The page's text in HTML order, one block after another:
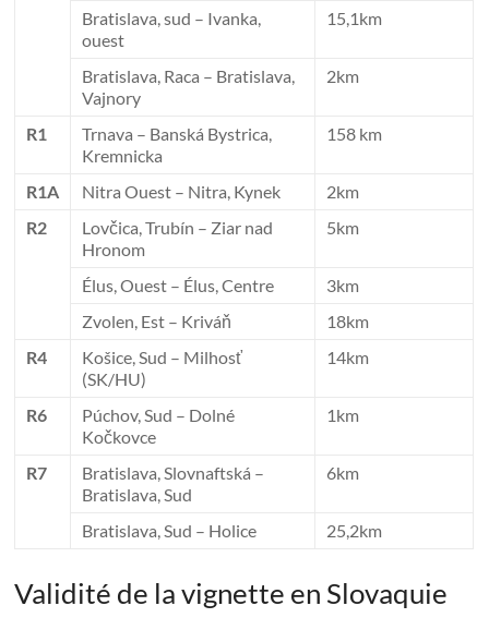
Bratislava, sud – Ivanka,
ouest
15,1km
Bratislava, Raca – Bratislava,
Vajnory
2km
R1
Trnava – Banská Bystrica,
Kremnicka
158 km
R1A Nitra Ouest – Nitra, Kynek
2km
R2
Lovčica, Trubín – Ziar nad
Hronom
5km
Élus, Ouest – Élus, Centre
3km
Zvolen, Est – Kriváň
18km
R4
Košice, Sud – Milhosť
(SK/HU)
14km
R6
Púchov, Sud – Dolné
Kočkovce
1km
R7
Bratislava, Slovnaftská –
Bratislava, Sud
6km
Bratislava, Sud – Holice 25,2km
Validité de la vignette en Slovaquie